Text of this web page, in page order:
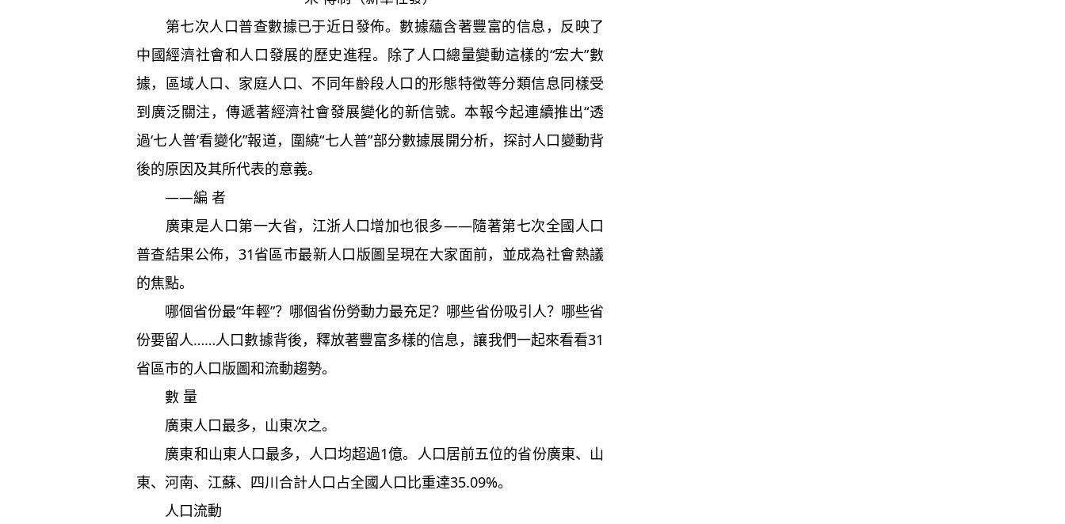
第七次人口普查數據已于近日發佈。數據蘊含著豐富的信息，反映了
中國經濟社會和人口發展的歷史進程。除了人口總量變動這樣的“宏大”數
據，區域人口、家庭人口、不同年齡段人口的形態特徵等分類信息同樣受
到廣泛關注，傳遞著經濟社會發展變化的新信號。本報今起連續推出“透
過‘七人普’看變化”報道，圍繞“七人普”部分數據展開分析，探討人口變動背
後的原因及其所代表的意義。
——編 者
廣東是人口第一大省，江浙人口增加也很多——隨著第七次全國人口
普查結果公佈，31省區市最新人口版圖呈現在大家面前，並成為社會熱議
的焦點。
哪個省份最“年輕”？哪個省份勞動力最充足？哪些省份吸引人？哪些省
份要留人……人口數據背後，釋放著豐富多樣的信息，讓我們一起來看看31
省區市的人口版圖和流動趨勢。
數 量
廣東人口最多，山東次之。
廣東和山東人口最多，人口均超過1億。人口居前五位的省份廣東、山
東、河南、江蘇、四川合計人口占全國人口比重達35.09%。
人口流動